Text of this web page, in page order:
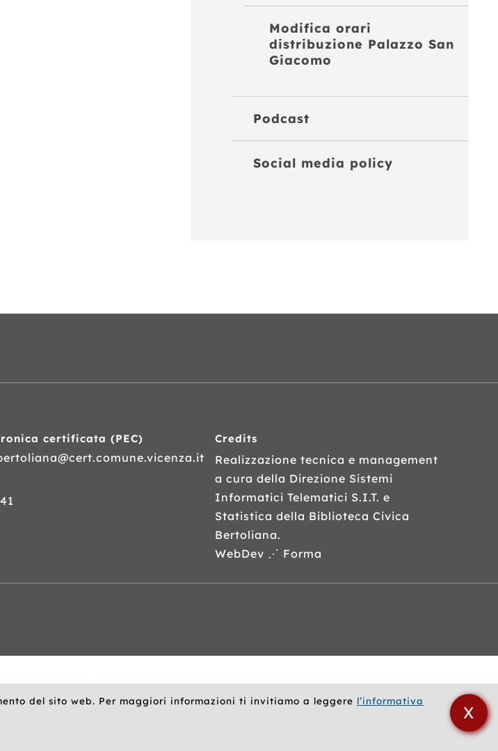
del sito web. Per maggiori informazioni ti invitiamo a leggere l’informativa
X
Modifica orari
distribuzione Palazzo San
Giacomo
Podcast
Social media policy
certificata (PEC) Credits
Realizzazione tecnica e management
a cura della Direzione Sistemi
Informatici Telematici S.I.T. e
Statistica della Biblioteca Civica
Bertoliana.
WebDev ⋰ Forma